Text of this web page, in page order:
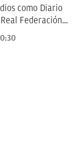
como Diario
Federación